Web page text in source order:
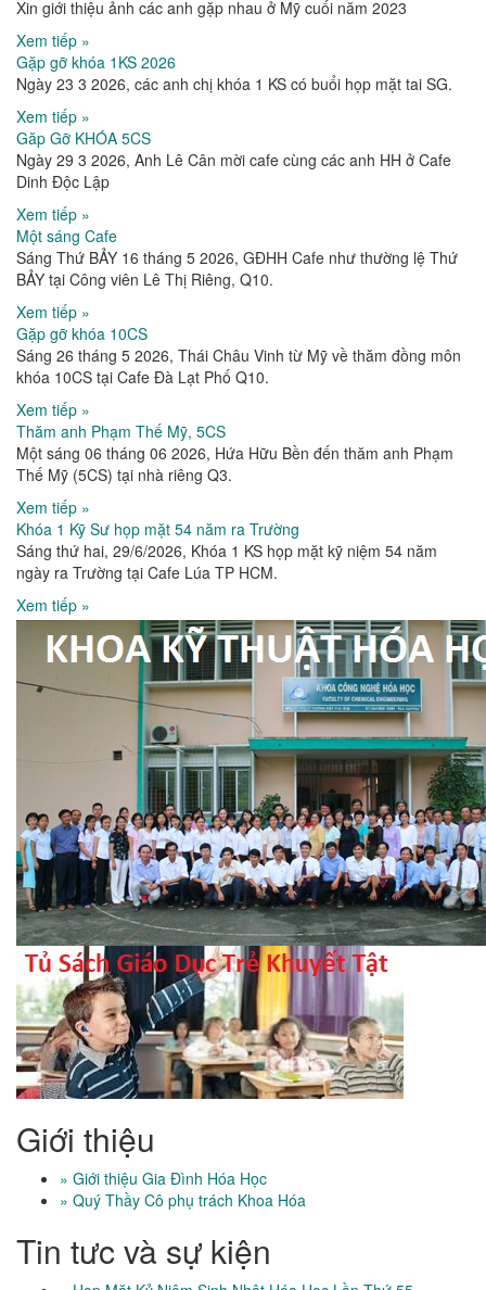
Xin giới thiệu ảnh các anh gặp nhau ở Mỹ cuối năm 2023
Xem tiếp »
Gặp gỡ khóa 1KS 2026
Ngày 23 3 2026, các anh chị khóa 1 KS có buổi họp mặt tai SG.
Xem tiếp »
Găp Gỡ KHÓA 5CS
Ngày 29 3 2026, Anh Lê Cân mời cafe cùng các anh HH ở Cafe
Dinh Độc Lập
Xem tiếp »
Một sáng Cafe
Sáng Thứ BẢY 16 tháng 5 2026, GĐHH Cafe như thường lệ Thứ
BẢY tại Công viên Lê Thị Riêng, Q10.
Xem tiếp »
Gặp gỡ khóa 10CS
Sáng 26 tháng 5 2026, Thái Châu Vinh từ Mỹ về thăm đồng môn
khóa 10CS tại Cafe Đà Lạt Phố Q10.
Xem tiếp »
Thăm anh Phạm Thế Mỹ, 5CS
Một sáng 06 tháng 06 2026, Hứa Hữu Bền đến thăm anh Phạm
Thế Mỹ (5CS) tại nhà riêng Q3.
Xem tiếp »
Khóa 1 Kỹ Sư họp mặt 54 năm ra Trường
Sáng thứ hai, 29/6/2026, Khóa 1 KS họp mặt kỹ niệm 54 năm
ngày ra Trường tại Cafe Lúa TP HCM.
Xem tiếp »
Giới thiệu
» Giới thiệu Gia Đình Hóa Học
» Quý Thầy Cô phụ trách Khoa Hóa
Tin tưc và sự kiện